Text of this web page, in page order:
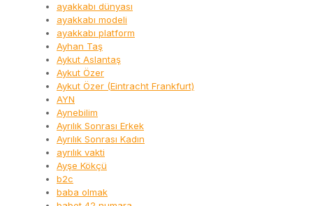
ayakkabı dünyası
ayakkabı modeli
ayakkabı platform
Ayhan Taş
Aykut Aslantaş
Aykut Özer
Aykut Özer (Eintracht Frankfurt)
AYN
Aynebilim
Ayrılık Sonrası Erkek
Ayrılık Sonrası Kadın
ayrılık vakti
Ayşe Kökçü
b2c
baba olmak